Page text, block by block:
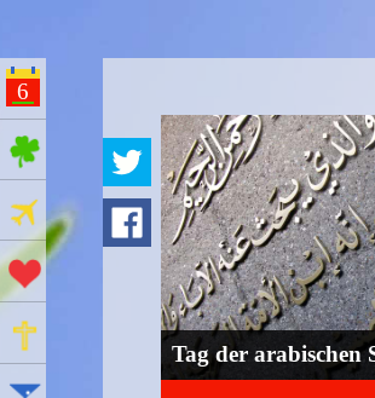
6
ges Feiertage
Ferien
Aktionstage
Gedenktage
Tag der arabischen